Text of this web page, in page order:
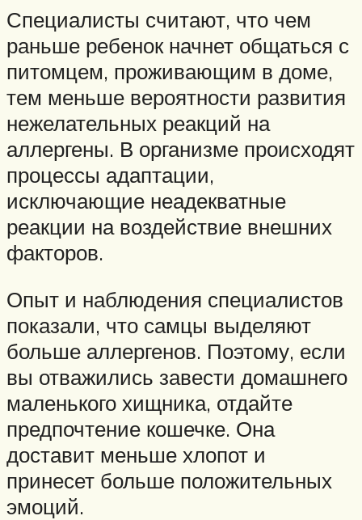
Специалисты считают, что чем
раньше ребенок начнет общаться с
питомцем, проживающим в доме,
тем меньше вероятности развития
нежелательных реакций на
аллергены. В организме происходят
процессы адаптации,
исключающие неадекватные
реакции на воздействие внешних
факторов.
Опыт и наблюдения специалистов
показали, что самцы выделяют
больше аллергенов. Поэтому, если
вы отважились завести домашнего
маленького хищника, отдайте
предпочтение кошечке. Она
доставит меньше хлопот и
принесет больше положительных
эмоций.